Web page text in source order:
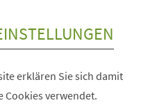
erklären Sie sich damit
Cookies verwendet.